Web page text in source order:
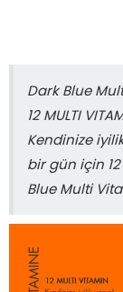
Dark Blue
12 MULTI
Kendinize
bir gün için
Blue Multi